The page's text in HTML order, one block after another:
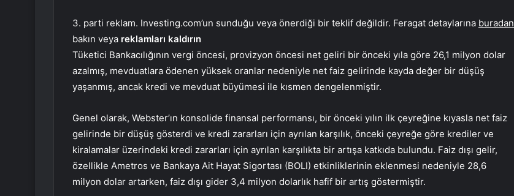
3. parti reklam. Investing.com’un sunduğu veya önerdiği bir teklif değildir. Feragat detaylarına buradan
bakın veya reklamları kaldırın
Tüketici Bankacılığının vergi öncesi, provizyon öncesi net geliri bir önceki yıla göre 26,1 milyon dolar
azalmış, mevduatlara ödenen yüksek oranlar nedeniyle net faiz gelirinde kayda değer bir düşüş
yaşanmış, ancak kredi ve mevduat büyümesi ile kısmen dengelenmiştir.
Genel olarak, Webster’ın konsolide finansal performansı, bir önceki yılın ilk çeyreğine kıyasla net faiz
gelirinde bir düşüş gösterdi ve kredi zararları için ayrılan karşılık, önceki çeyreğe göre krediler ve
kiralamalar üzerindeki kredi zararları için ayrılan karşılıkta bir artışa katkıda bulundu. Faiz dışı gelir,
özellikle Ametros ve Bankaya Ait Hayat Sigortası (BOLI) etkinliklerinin eklenmesi nedeniyle 28,6
milyon dolar artarken, faiz dışı gider 3,4 milyon dolarlık hafif bir artış göstermiştir.